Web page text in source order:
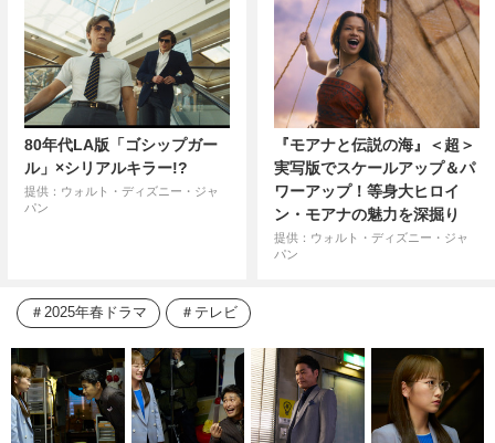
80年代LA版「ゴシップガー
ル」×シリアルキラー!?
提供：ウォルト・ディズニー・ジャ
パン
『モアナと伝説の海』＜超＞
実写版でスケールアップ＆パ
ワーアップ！等身大ヒロイ
ン・モアナの魅力を深掘り
提供：ウォルト・ディズニー・ジャ
パン
2025年春ドラマ テレビ